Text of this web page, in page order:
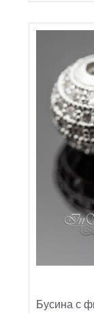
Бусина с